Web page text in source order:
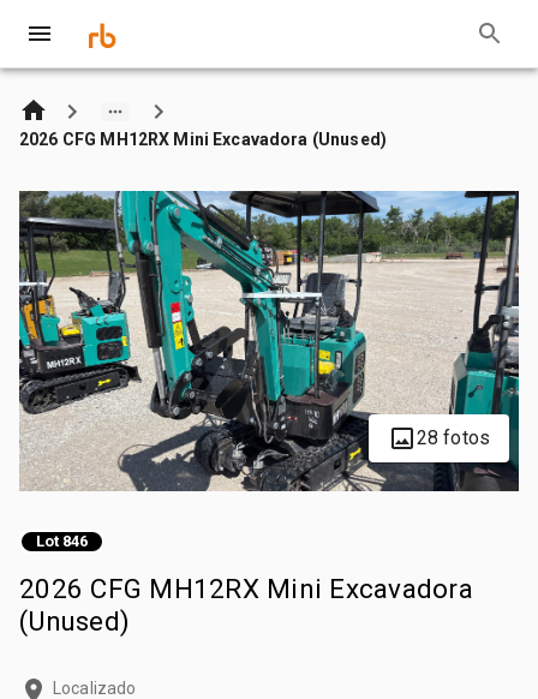
2026 CFG MH12RX Mini Excavadora (Unused)
28 fotos
Lot 846
2026 CFG MH12RX Mini Excavadora
(Unused)
Localizado